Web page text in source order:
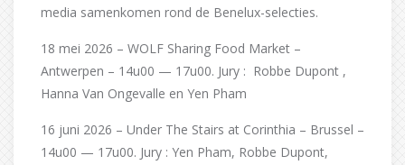
media samenkomen rond de Benelux-selecties.
18 mei 2026 – WOLF Sharing Food Market –
Antwerpen – 14u00 — 17u00. Jury : Robbe Dupont ,
Hanna Van Ongevalle en Yen Pham
16 juni 2026 – Under The Stairs at Corinthia – Brussel –
14u00 — 17u00. Jury : Yen Pham, Robbe Dupont,